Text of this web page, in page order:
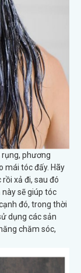
phương
mái tóc đấy. Hãy
xả đi, sau đó
sẽ giúp tóc
đó, trong thời
dụng các sản
chăm sóc,